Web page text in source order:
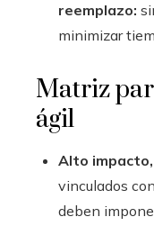
reemplazo:
minimizar
Matriz
ágil
Alto
vinculados
deben